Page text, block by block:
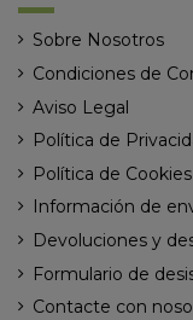
Sobre Nosotros
Condiciones de
Aviso Legal
Política de
Política de Cookies
Información de
Devoluciones y
Formulario de
Contacte con